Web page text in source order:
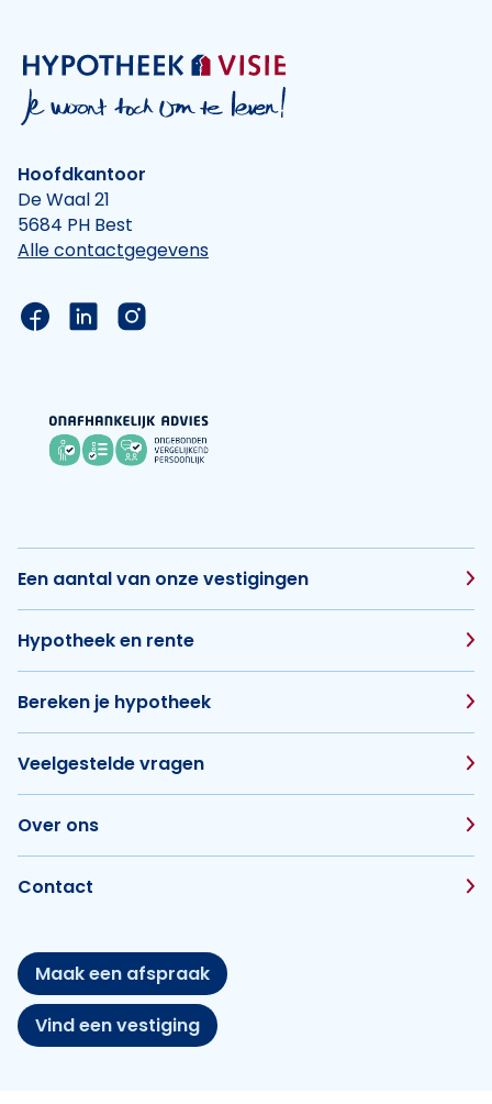
Hoofdkantoor
De Waal 21
5684 PH Best
Alle contactgegevens
Link naar de Facebook pagina van Hypotheek
Link naar de LinkedIn pagina van
Link naar de Instagram pagina van
Een aantal van onze vestigingen
Hypotheek en rente
Bereken je hypotheek
Veelgestelde vragen
Over ons
Contact
Maak een afspraak
Vind een vestiging